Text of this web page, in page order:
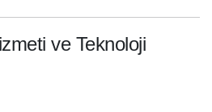
ve Teknoloji